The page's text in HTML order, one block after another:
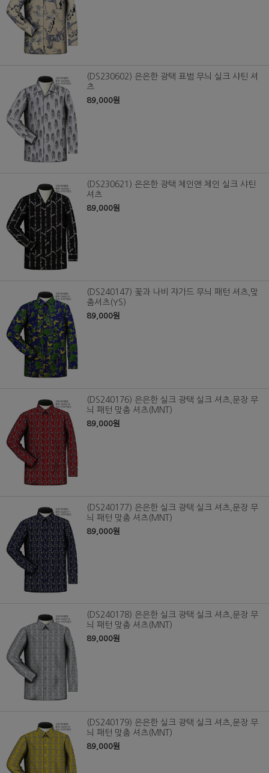
(DS230602) 은은한 광택 표범 무늬 실크 샤틴 셔
츠
89,000원
(DS230621) 은은한 광택 체인앤 체인 실크 샤틴
셔츠
89,000원
(DS240147) 꽃과 나비 쟈가드 무늬 패턴 셔츠,맞
춤셔츠(YS)
89,000원
(DS240176) 은은한 실크 광택 실크 셔츠,문장 무
늬 패턴 맞춤 셔츠(MNT)
89,000원
(DS240177) 은은한 실크 광택 실크 셔츠,문장 무
늬 패턴 맞춤 셔츠(MNT)
89,000원
(DS240178) 은은한 실크 광택 실크 셔츠,문장 무
늬 패턴 맞춤 셔츠(MNT)
89,000원
(DS240179) 은은한 실크 광택 실크 셔츠,문장 무
늬 패턴 맞춤 셔츠(MNT)
89,000원